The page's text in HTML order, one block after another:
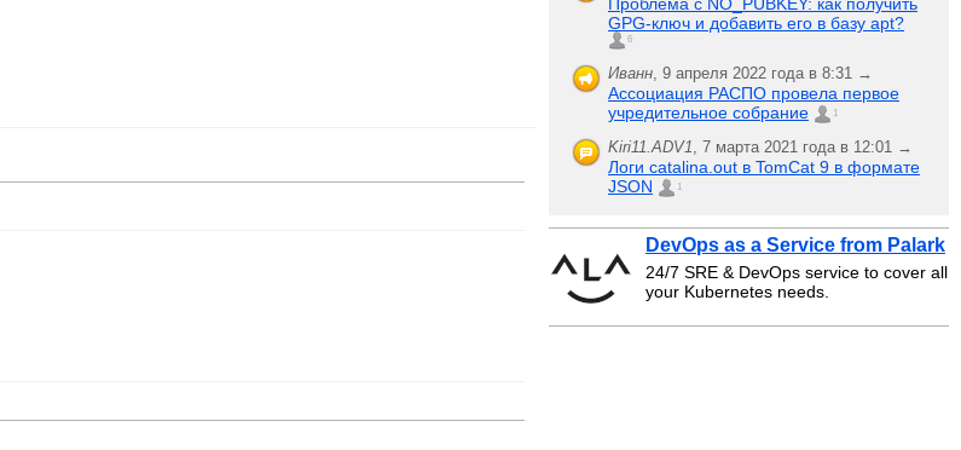
GPG-ключ и добавить его в базу apt?
6
Иванн, 9 апреля 2022 года в 8:31 →
Ассоциация РАСПО провела первое
учредительное собрание
1
Kiri11.ADV1, 7 марта 2021 года в 12:01 →
Логи catalina.out в TomCat 9 в формате
JSON
1
DevOps as a Service from Palark
24/7 SRE & DevOps service to cover all
your Kubernetes needs.